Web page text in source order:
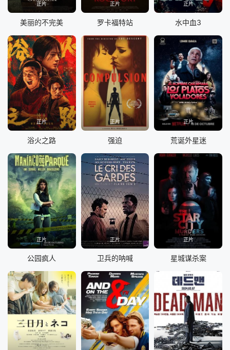
正片
美丽的不完美
正片
罗卡福特站
正片
水中血3
正片
浴火之路
正片
强迫
正片
荒诞外星迷
正片
公园疯人
正片
卫兵的呐喊
正片
星城谋杀案